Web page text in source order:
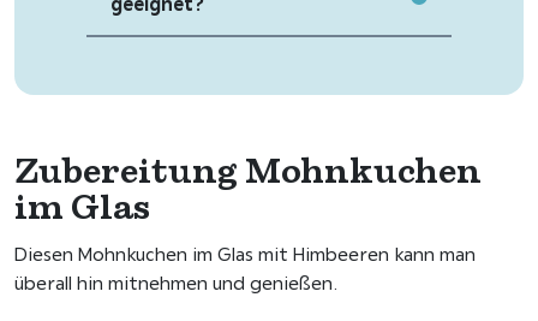
Zubereitung Mohnkuchen
im Glas
Diesen Mohnkuchen im Glas mit Himbeeren kann man
überall hin mitnehmen und genießen.